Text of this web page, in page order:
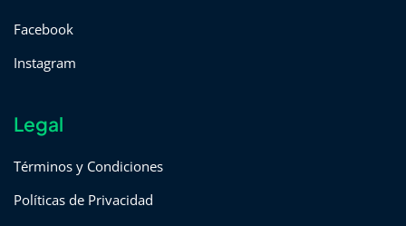
Facebook
Instagram
Legal
Términos y Condiciones
Políticas de Privacidad